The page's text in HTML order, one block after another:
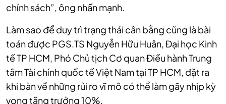
chính sách”, ông nhấn mạnh.
Làm sao để duy trì trạng thái cân bằng cũng là bài
toán được PGS.TS Nguyễn Hữu Huân, Đại học Kinh
tế TP HCM, Phó Chủ tịch Cơ quan Điều hành Trung
tâm Tài chính quốc tế Việt Nam tại TP HCM, đặt ra
khi bàn về những rủi ro vĩ mô có thể làm gãy nhịp kỳ
vọng tăng trưởng 10%.